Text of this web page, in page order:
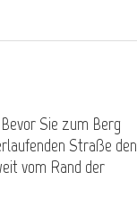
Sie zum Berg
Straße den
vom Rand der